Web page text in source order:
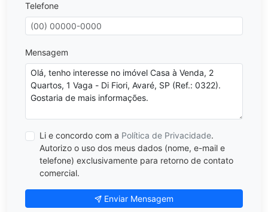
Telefone
Mensagem
Li e concordo com a Política de Privacidade.
Autorizo o uso dos meus dados (nome, e-mail e
telefone) exclusivamente para retorno de contato
comercial.
Enviar Mensagem